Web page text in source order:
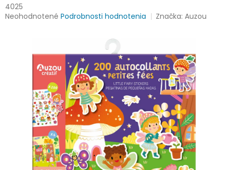
4025
Priemerné
Neohodnotené Podrobnosti hodnotenia Značka:Auzou